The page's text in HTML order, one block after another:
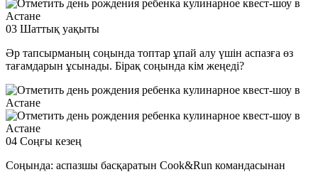
03 Шаттық уақыты
Әр тапсырманың соңында топтар ұпай алу үшін аспазға өз
тағамдарын ұсынады. Бірақ соңында кім жеңеді?
04 Соңғы кезең
Соңында: аспазшы басқаратын Cook&Run командасынан